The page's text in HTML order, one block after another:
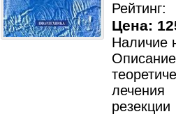
Рейтинг:
Цена:
Наличие
лечения